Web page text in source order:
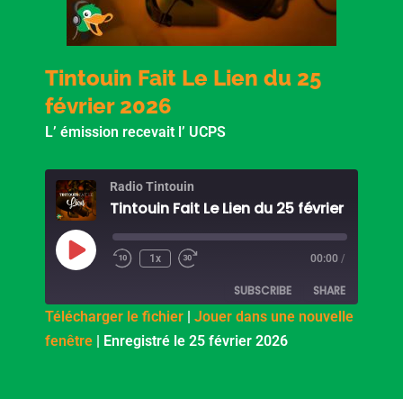
Tintouin Fait Le Lien du 25
février 2026
L’ émission recevait l’ UCPS
Radio Tintouin
Tintouin Fait Le Lien du 25 février 2026
Play
Episode
1x 00:00 /
SUBSCRIBE SHARE
PocketCasts Podcast Addict
SHARE
Télécharger le fichier | Jouer dans une nouvelle
fenêtre | Enregistré le 25 février 2026